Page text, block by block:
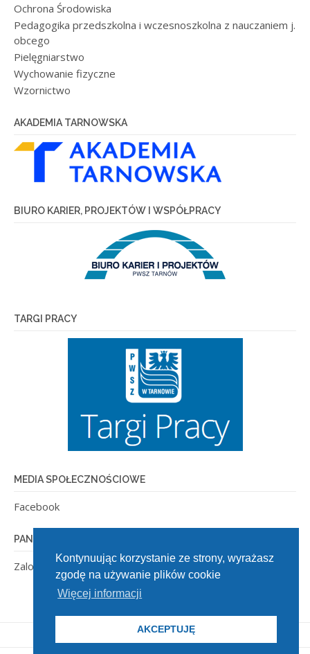
Ochrona Środowiska
Pedagogika przedszkolna i wczesnoszkolna z nauczaniem j.
obcego
Pielęgniarstwo
Wychowanie fizyczne
Wzornictwo
AKADEMIA TARNOWSKA
BIURO KARIER, PROJEKTÓW I WSPÓŁPRACY
TARGI PRACY
MEDIA SPOŁECZNOŚCIOWE
Facebook
PANEL ADMINISTRACYJNY
Zaloguj się
Kontynuując korzystanie ze strony, wyrażasz
zgodę na używanie plików cookie
Więcej informacji
AKCEPTUJĘ